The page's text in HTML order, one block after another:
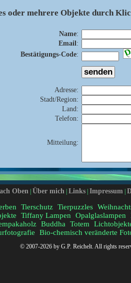
oder mehrere Objekte durch
Name:
Email:
Bestätigungs-Code:
Adresse:
Stadt/Region:
Land:
Telefon:
Mitteilung:
Oben| Über mich| Links| Impressum|
Tierschutz Tierpuzzles
Tiffany Lampen Opalglaslampen
Buddha Totem
Bio-chemisch veränderte
© 2007-2026 by G.P. Reichelt. All rights